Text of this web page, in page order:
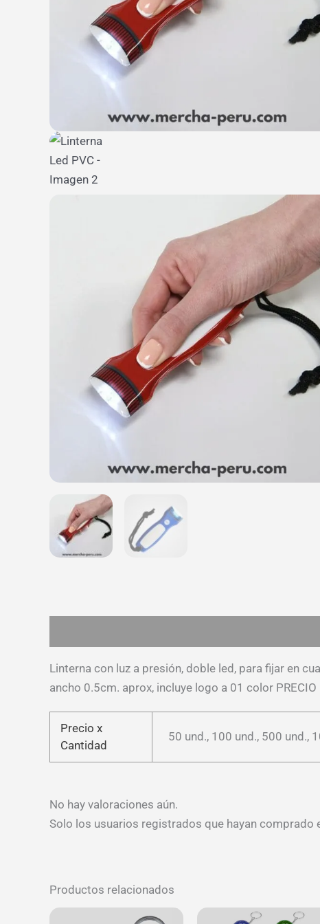
Linterna con luz a presión, doble led, para fijar en
ancho 0.5cm. aprox, incluye logo a 01 color PRECIO
Precio x
Cantidad
50 und., 100 und., 500 und.,
No hay valoraciones aún.
Solo los usuarios registrados que hayan comprado
Productos relacionados